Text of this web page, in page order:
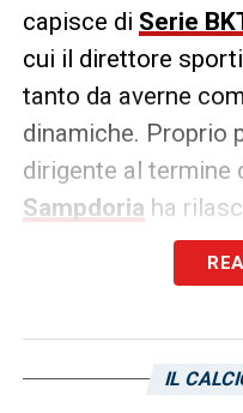
capisce di Serie
cui il direttore
tanto da averne
dinamiche. Proprio
dirigente al termine
Sampdoria ha
di
difficoltà della
«La discriminante
speso. Chi ne ha
IL